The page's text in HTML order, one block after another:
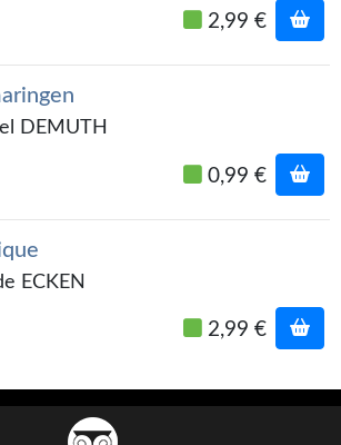
2,99 €
DEMUTH
0,99 €
ECKEN
2,99 €